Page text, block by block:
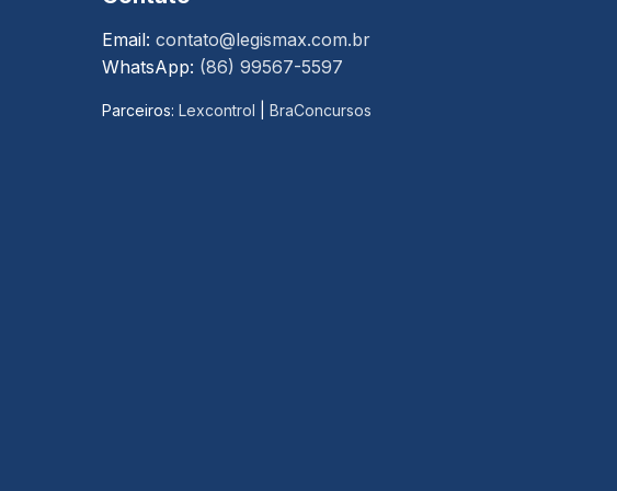
Email: contato@legismax.com.br
WhatsApp: (86) 99567-5597
Parceiros: Lexcontrol BraConcursos